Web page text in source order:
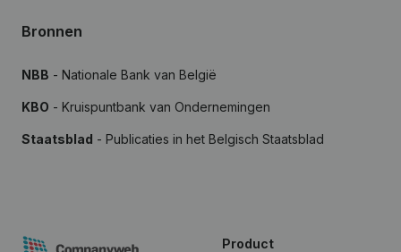
Bronnen
NBB - Nationale Bank van België
KBO - Kruispuntbank van Ondernemingen
Staatsblad - Publicaties in het Belgisch Staatsblad
Product